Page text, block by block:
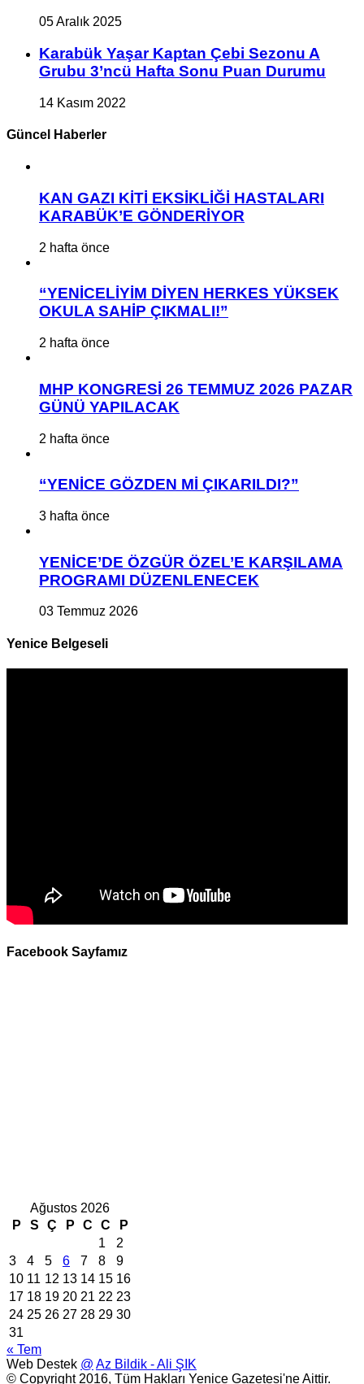
05 Aralık 2025
Karabük Yaşar Kaptan Çebi Sezonu A
Grubu 3’ncü Hafta Sonu Puan Durumu
14 Kasım 2022
Güncel Haberler
KAN GAZI KİTİ EKSİKLİĞİ HASTALARI
KARABÜK’E GÖNDERİYOR
2 hafta önce
“YENİCELİYİM DİYEN HERKES YÜKSEK
OKULA SAHİP ÇIKMALI!”
2 hafta önce
MHP KONGRESİ 26 TEMMUZ 2026 PAZAR
GÜNÜ YAPILACAK
2 hafta önce
“YENİCE GÖZDEN Mİ ÇIKARILDI?”
3 hafta önce
YENİCE’DE ÖZGÜR ÖZEL’E KARŞILAMA
PROGRAMI DÜZENLENECEK
03 Temmuz 2026
Yenice Belgeseli
Facebook Sayfamız
Ağustos 2026
P
S Ç P C C
P
1
2
3
4 5 6 7 8
9
10 11 12 13 14 15 16
17 18 19 20 21 22 23
24 25 26 27 28 29 30
31
« Tem
Web Destek @ Az Bildik - Ali ŞIK
© Copyright 2016, Tüm Hakları Yenice Gazetesi'ne Aittir.